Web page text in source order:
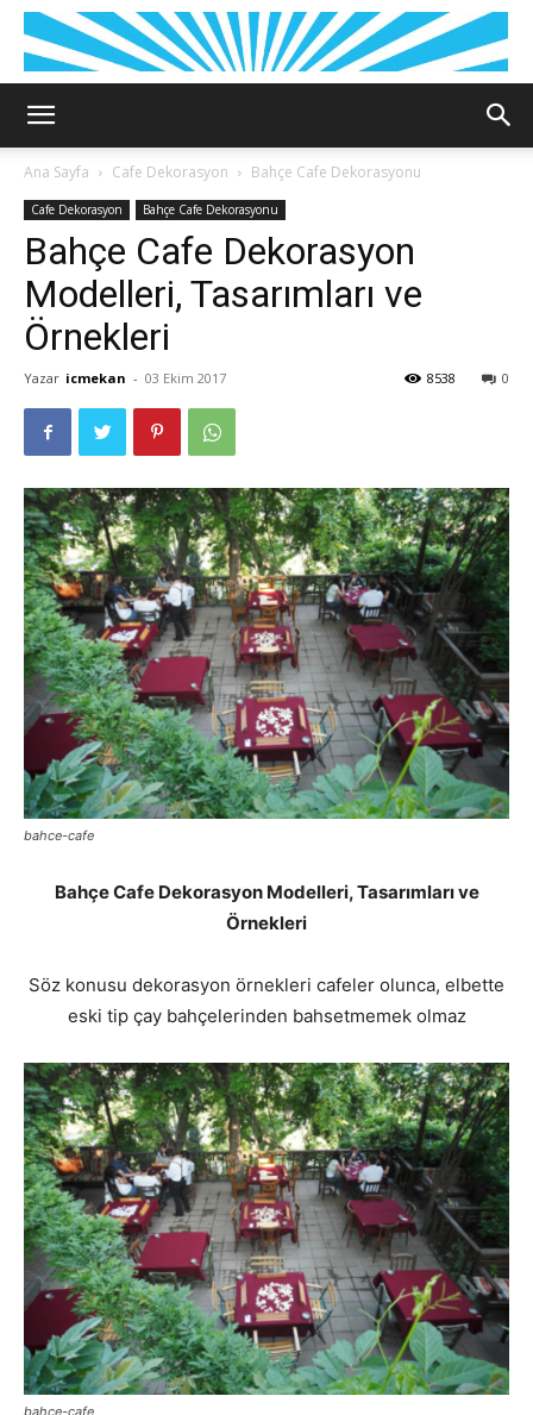
Ana Sayfa Cafe Dekorasyon Bahçe Cafe Dekorasyonu
Cafe Dekorasyon Bahçe Cafe Dekorasyonu
Bahçe Cafe Dekorasyon
Modelleri, Tasarımları ve
Örnekleri
Yazar icmekan - 03 Ekim 2017 0
8538
bahce-cafe
Bahçe Cafe Dekorasyon Modelleri, Tasarımları ve
Örnekleri
Söz konusu dekorasyon örnekleri cafeler olunca, elbette
eski tip çay bahçelerinden bahsetmemek olmaz
bahce-cafe